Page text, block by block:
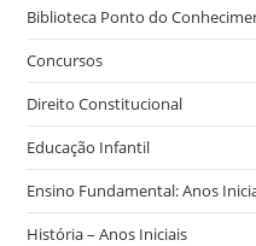
Biblioteca Ponto do
Concursos
Direito Constitucional
Educação Infantil
Ensino Fundamental: Anos
História – Anos Iniciais